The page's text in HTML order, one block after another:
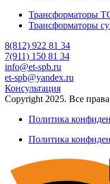
Трансформаторы
Трансформаторы
8(812) 922 81 34
7(911) 150 81 34
info@et-spb.ru
et-spb@yandex.ru
Консультация
Copyright 2025. Все
Политика
Политика